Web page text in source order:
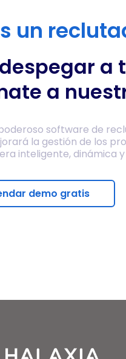
un
a
a
software de
la gestión de los
inteligente, dinámica
demo gratis